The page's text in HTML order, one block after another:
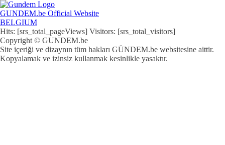
GUNDEM.be Official Website
BELGIUM
Hits: [srs_total_pageViews] Visitors: [srs_total_visitors]
Copyright © GUNDEM.be
Site içeriği ve dizaynın tüm hakları GÜNDEM.be websitesine aittir.
Kopyalamak ve izinsiz kullanmak kesinlikle yasaktır.